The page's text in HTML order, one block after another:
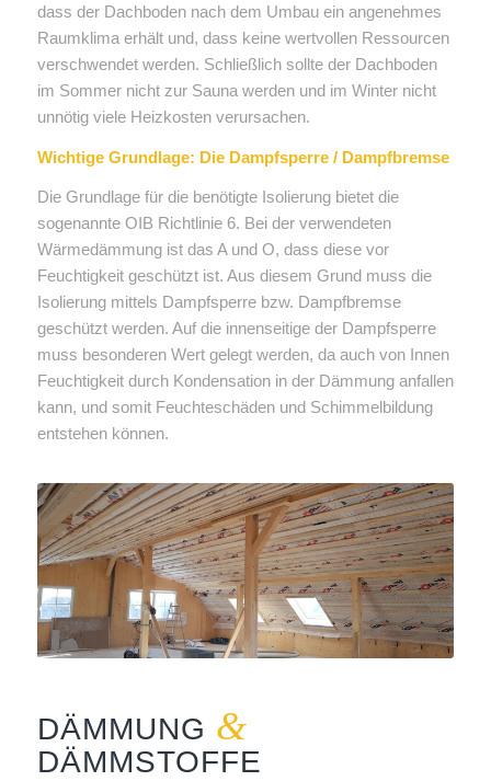
dass der Dachboden nach dem Umbau ein angenehmes
Raumklima erhält und, dass keine wertvollen Ressourcen
verschwendet werden. Schließlich sollte der Dachboden
im Sommer nicht zur Sauna werden und im Winter nicht
unnötig viele Heizkosten verursachen.
Wichtige Grundlage: Die Dampfsperre / Dampfbremse
Die Grundlage für die benötigte Isolierung bietet die
sogenannte OIB Richtlinie 6. Bei der verwendeten
Wärmedämmung ist das A und O, dass diese vor
Feuchtigkeit geschützt ist. Aus diesem Grund muss die
Isolierung mittels Dampfsperre bzw. Dampfbremse
geschützt werden. Auf die innenseitige der Dampfsperre
muss besonderen Wert gelegt werden, da auch von Innen
Feuchtigkeit durch Kondensation in der Dämmung anfallen
kann, und somit Feuchteschäden und Schimmelbildung
entstehen können.
DÄMMUNG &
DÄMMSTOFFE